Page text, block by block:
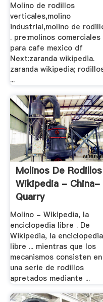
Molino de rodillos
verticales,molino
industrial,molino de
. pre:molinos comerciales
para cafe mexico df
Next:zaranda wikipedia.
zaranda wikipedia;
...
Molinos De Rodillos
Wikipedia - China-
Quarry
Molino - Wikipedia, la
enciclopedia libre . De
Wikipedia, la enciclopedia
libre ... mientras que los
mecanismos consisten en
una serie de rodillos
apretados mediante ...